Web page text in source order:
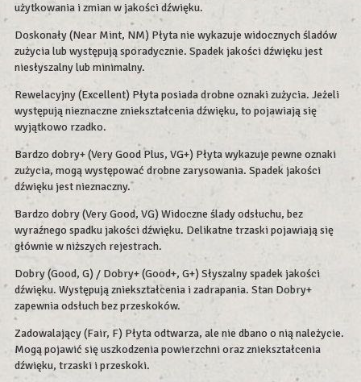
użytkowania i zmian w jakości dźwięku.
Doskonały (Near Mint, NM) Płyta nie wykazuje widocznych śladów
zużycia lub występują sporadycznie. Spadek jakości dźwięku jest
niesłyszalny lub minimalny.
Rewelacyjny (Excellent) Płyta posiada drobne oznaki zużycia. Jeżeli
występują nieznaczne zniekształcenia dźwięku, to pojawiają się
wyjątkowo rzadko.
Bardzo dobry+ (Very Good Plus, VG+) Płyta wykazuje pewne oznaki
zużycia, mogą występować drobne zarysowania. Spadek jakości
dźwięku jest nieznaczny.
Bardzo dobry (Very Good, VG) Widoczne ślady odsłuchu, bez
wyraźnego spadku jakości dźwięku. Delikatne trzaski pojawiają się
głównie w niższych rejestrach.
Dobry (Good, G) / Dobry+ (Good+, G+) Słyszalny spadek jakości
dźwięku. Występują zniekształcenia i zadrapania. Stan Dobry+
zapewnia odsłuch bez przeskoków.
Zadowalający (Fair, F) Płyta odtwarza, ale nie dbano o nią należycie.
Mogą pojawić się uszkodzenia powierzchni oraz zniekształcenia
dźwięku, trzaski i przeskoki.